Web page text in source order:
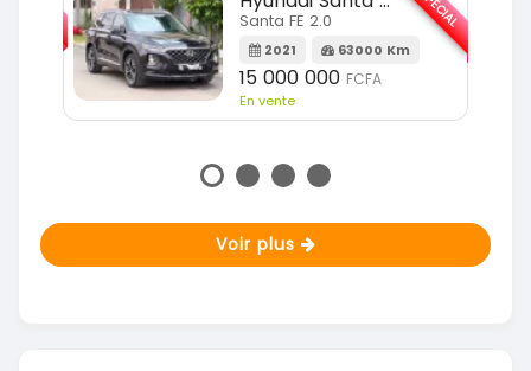
Santa FE 2.0
2021 63000 Km
15 000 000 FCFA
En vente
Voir plus